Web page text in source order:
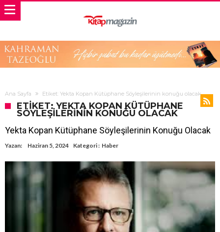
Ana Sayfa Etiket: Yekta Kopan Kütüphane Söyleşilerinin konuğu olacak
ETIKET: YEKTA KOPAN KÜTÜPHANE
SÖYLEŞILERININ KONUĞU OLACAK
Yekta Kopan Kütüphane Söyleşilerinin Konuğu Olacak
Yazan: Haziran 5, 2024 Kategori : Haber